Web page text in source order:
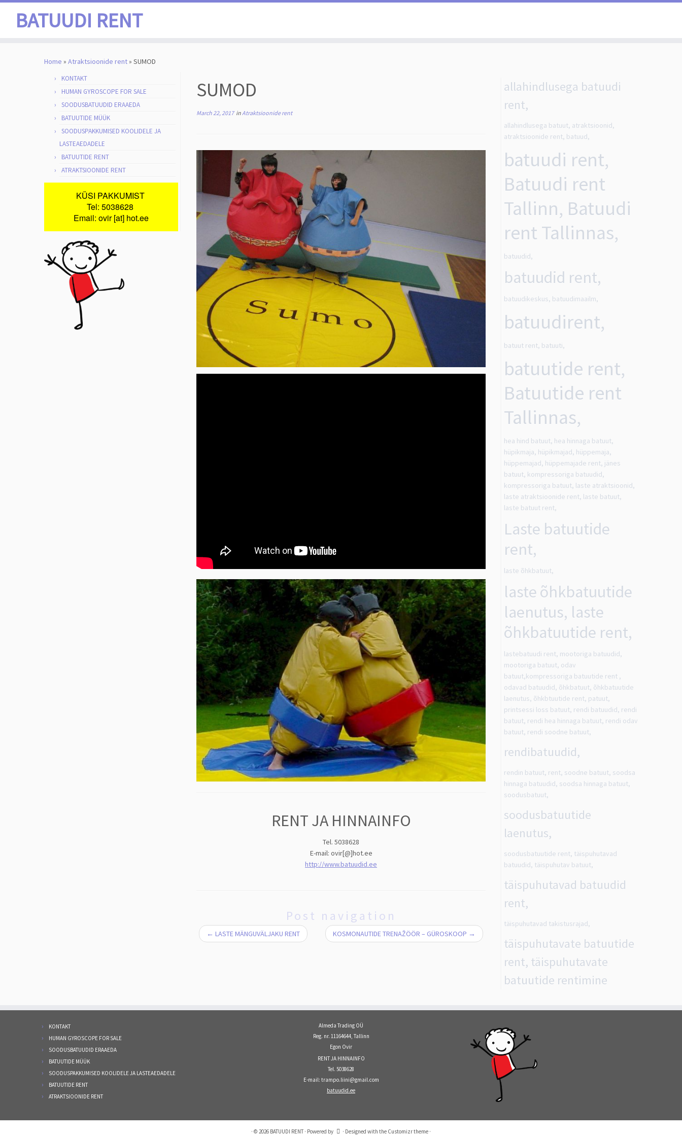
BATUUDI RENT
Home » Atraktsioonide rent» SUMOD
KONTAKT
HUMAN GYROSCOPE FOR SALE
SOODUSBATUUDID ERAAEDA
BATUUTIDE MÜÜK
SOODUSPAKKUMISED KOOLIDELE JA
LASTEAEDADELE
BATUUTIDE RENT
ATRAKTSIOONIDE RENT
KÜSI PAKKUMIST
Tel: 5038628
Email: ovir [at] hot.ee
SUMOD
March 22, 2017inAtraktsioonide rent
RENT JA HINNAINFO
Tel. 5038628
E-mail: ovir[@]hot.ee
http://www.batuudid.ee
Post navigation
← LASTE MÄNGUVÄLJAKU RENT KOSMONAUTIDE TRENAŽÖÖR – GÜROSKOOP →
allahindlusega batuudi
rent,
allahindlusega batuut, atraktsioonid,
atraktsioonide rent, batuud,
batuudi rent,
Batuudi rent
Tallinn, Batuudi
rent Tallinnas,
batuudid,
batuudid rent,
batuudikeskus, batuudimaailm,
batuudirent,
batuut rent, batuuti,
batuutide rent,
Batuutide rent
Tallinnas,
hea hind batuut, hea hinnaga batuut,
hüpikmaja, hüpikmajad, hüppemaja,
hüppemajad, hüppemajade rent, jänes
batuut, kompressoriga batuudid,
kompressoriga batuut, laste atraktsioonid,
laste atraktsioonide rent, laste batuut,
laste batuut rent,
Laste batuutide
rent,
laste õhkbatuut,
laste õhkbatuutide
laenutus, laste
õhkbatuutide rent,
lastebatuudi rent, mootoriga batuudid,
mootoriga batuut, odav
batuut,kompressoriga batuutide rent ,
odavad batuudid, õhkbatuut, õhkbatuutide
laenutus, õhkbtuutide rent, patuut,
printsessi loss batuut, rendi batuudid, rendi
batuut, rendi hea hinnaga batuut, rendi odav
batuut, rendi soodne batuut,
rendibatuudid,
rendin batuut, rent, soodne batuut, soodsa
hinnaga batuudid, soodsa hinnaga batuut,
soodusbatuut,
soodusbatuutide
laenutus,
soodusbatuutide rent, täispuhutavad
batuudid, täispuhutav batuut,
täispuhutavad batuudid
rent,
täispuhutavad takistusrajad,
täispuhutavate batuutide
rent, täispuhutavate
batuutide rentimine
KONTAKT
HUMAN GYROSCOPE FOR SALE
SOODUSBATUUDID ERAAEDA
BATUUTIDE MÜÜK
SOODUSPAKKUMISED KOOLIDELE JA LASTEAEDADELE
BATUUTIDE RENT
ATRAKTSIOONIDE RENT
Almeda Trading OÜ
Reg. nr. 11164644, Tallinn
Egon Ovir
RENT JA HINNAINFO
Tel. 5038628
E-mail: trampo.liini@gmail.com
batuudid.ee
· © 2026 BATUUDI RENT · Powered by · Designed with the Customizr theme ·